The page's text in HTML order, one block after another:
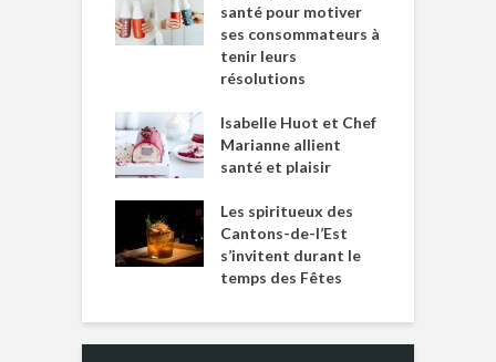
santé pour motiver
ses consommateurs à
tenir leurs
résolutions
Isabelle Huot et Chef
Marianne allient
santé et plaisir
Les spiritueux des
Cantons-de-l’Est
s’invitent durant le
temps des Fêtes